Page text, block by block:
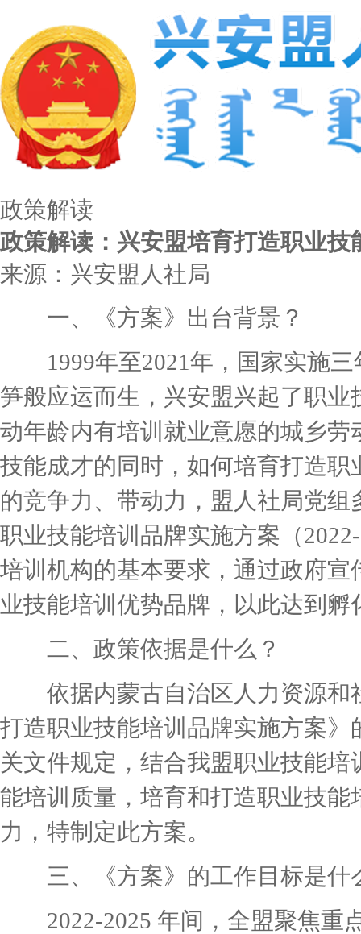
政策解读
政策解读：兴安盟培育打造职业技
来源：兴安盟人社局
一、《方案》出台背景？
1999年至2021年，国家实施三
笋般应运而生，兴安盟兴起了职
动年龄内有培训就业意愿的城乡
技能成才的同时，如何培育打造
的竞争力、带动力，盟人社局党
职业技能培训品牌实施方案（
培训机构的基本要求，通过政府
业技能培训优势品牌，以此达到孵
二、政策依据是什么？
依据内蒙古自治区人力资源和
打造职业技能培训品牌实施方案》
关文件规定，结合我盟职业技能
能培训质量，培育和打造职业技
力，特制定此方案。
三、《方案》的工作目标是什
2022-2025 年间，全盟聚焦重